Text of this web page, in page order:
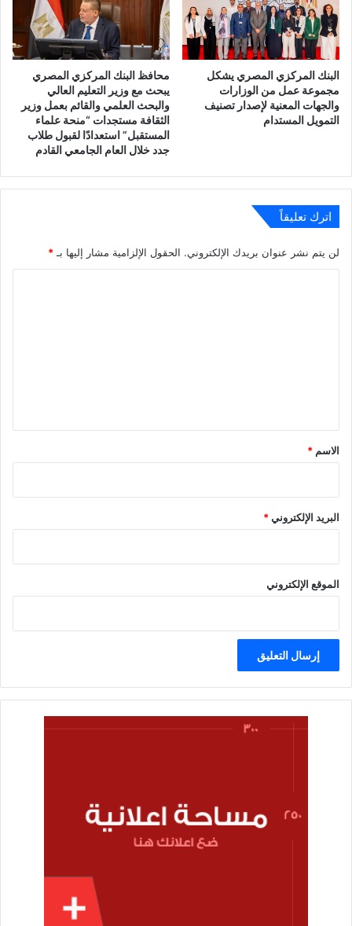
البنك المركزي المصري يشكل
مجموعة عمل من الوزارات
والجهات المعنية لإصدار تصنيف
التمويل المستدام
محافظ البنك المركزي المصري
يبحث مع وزير التعليم العالي
والبحث العلمي والقائم بعمل وزير
الثقافة مستجدات “منحة علماء
المستقبل” استعدادًا لقبول طلاب
جدد خلال العام الجامعي القادم
اترك تعليقاً
لن يتم نشر عنوان بريدك الإلكتروني. الحقول الإلزامية مشار إليها بـ*
*
الاسم *
البريد الإلكتروني*
الموقع الإلكتروني